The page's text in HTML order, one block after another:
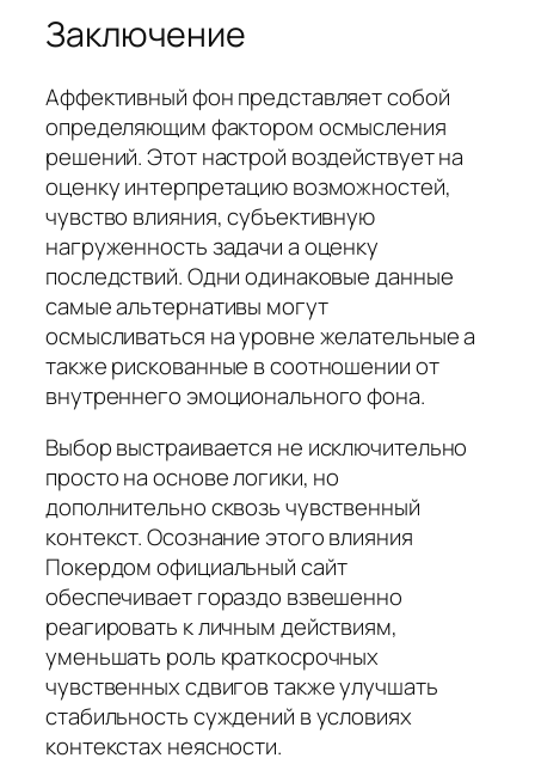
Заключение
Аффективный фон представляет собой
определяющим фактором осмысления
решений. Этот настрой воздействует на
оценку интерпретацию возможностей,
чувство влияния, субъективную
нагруженность задачи а оценку
последствий. Одни одинаковые данные
самые альтернативы могут
осмысливаться на уровне желательные а
также рискованные в соотношении от
внутреннего эмоционального фона.
Выбор выстраивается не исключительно
просто на основе логики, но
дополнительно сквозь чувственный
контекст. Осознание этого влияния
Покердом официальный сайт
обеспечивает гораздо взвешенно
реагировать к личным действиям,
уменьшать роль краткосрочных
чувственных сдвигов также улучшать
стабильность суждений в условиях
контекстах неясности.